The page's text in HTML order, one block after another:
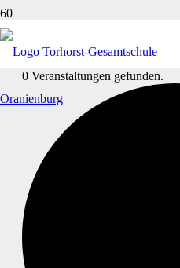
0 Veranstaltungen gefunden.